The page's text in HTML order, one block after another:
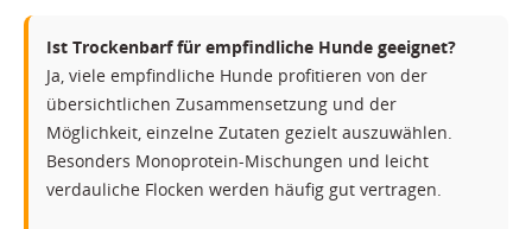
Ist Trockenbarf für empfindliche Hunde geeignet?
Ja, viele empfindliche Hunde profitieren von der
übersichtlichen Zusammensetzung und der
Möglichkeit, einzelne Zutaten gezielt auszuwählen.
Besonders Monoprotein-Mischungen und leicht
verdauliche Flocken werden häufig gut vertragen.